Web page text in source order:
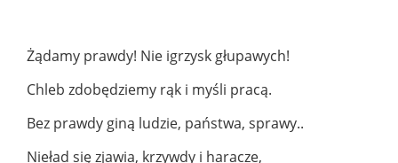
Żądamy prawdy! Nie igrzysk głupawych!
Chleb zdobędziemy rąk i myśli pracą.
Bez prawdy giną ludzie, państwa, sprawy..
Nieład się zjawia, krzywdy i haracze,